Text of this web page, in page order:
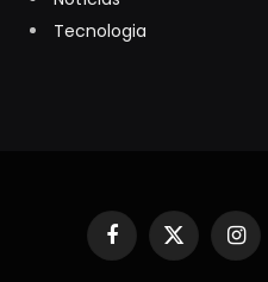
Tecnologia
Facebook
X
(Twitter)